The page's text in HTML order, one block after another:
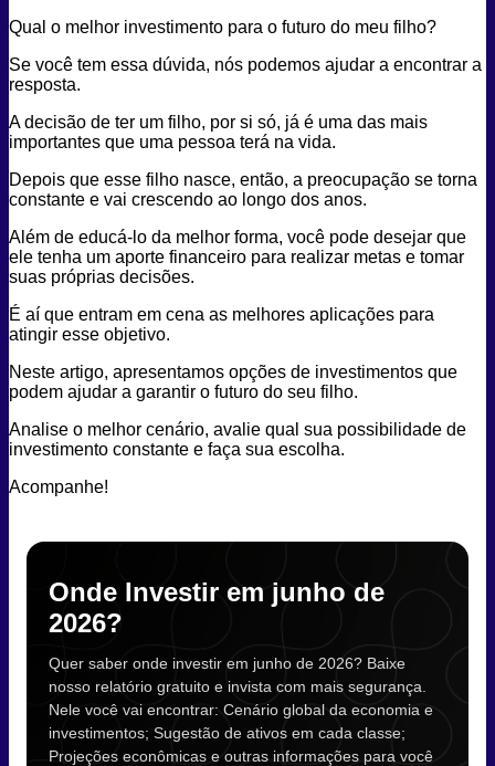
Qual o melhor investimento para o futuro do meu filho?
Se você tem essa dúvida, nós podemos ajudar a encontrar a
resposta.
A decisão de ter um filho, por si só, já é uma das mais
importantes que uma pessoa terá na vida.
Depois que esse filho nasce, então, a preocupação se torna
constante e vai crescendo ao longo dos anos.
Além de educá-lo da melhor forma, você pode desejar que
ele tenha um aporte financeiro para realizar metas e tomar
suas próprias decisões.
É aí que entram em cena as melhores aplicações para
atingir esse objetivo.
Neste artigo, apresentamos opções de investimentos que
podem ajudar a garantir o futuro do seu filho.
Analise o melhor cenário, avalie qual sua possibilidade de
investimento constante e faça sua escolha.
Acompanhe!
Onde Investir em junho de
2026?
Quer saber onde investir em junho de 2026? Baixe
nosso relatório gratuito e invista com mais segurança.
Nele você vai encontrar: Cenário global da economia e
investimentos; Sugestão de ativos em cada classe;
Projeções econômicas e outras informações para você